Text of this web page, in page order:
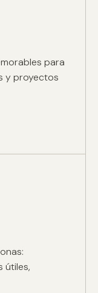
para
y proyectos
útiles,